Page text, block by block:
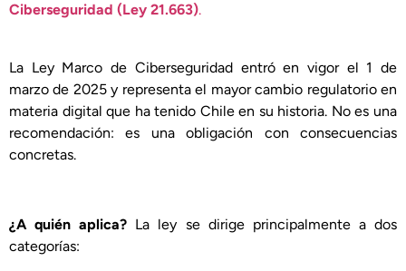
Ciberseguridad (Ley 21.663).
La Ley Marco de Ciberseguridad entró en vigor el 1 de
marzo de 2025 y representa el mayor cambio regulatorio en
materia digital que ha tenido Chile en su historia. No es una
recomendación: es una obligación con consecuencias
concretas.
¿A quién aplica? La ley se dirige principalmente a dos
categorías: